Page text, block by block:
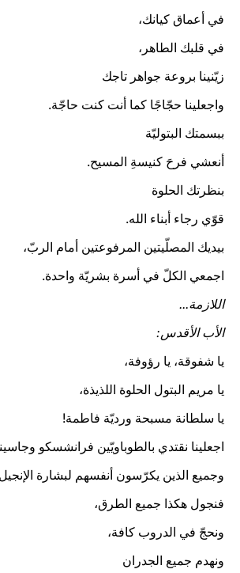
في أعماق كيانك،
في قلبك الطاهر،
زيّنينا بروعة جواهر تاجك
واجعلينا حجّاجًا كما أنت كنت حاجّة.
ببسمتك البتوليّة
أنعشي فرحَ كنيسةِ المسيح.
بنظرتك الحلوة
قوّي رجاء أبناء الله.
بيديك المصلّيتين المرفوعتين أمام الربّ،
اجمعي الكلّ في أسرة بشريّة واحدة.
اللازمة...
الأب الأقدس:
يا شفوقة، يا رؤوفة،
يا مريم البتول الحلوة اللذيذة،
يا سلطانة مسبحة ورديّة فاطمة!
اجعلينا نقتدي بالطوباويّين فرانشسكو
وجميع الذين يكرّسون أنفسهم لبشارة
فنجول هكذا جميع الطرق،
ونحجّ في الدروب كافة،
ونهدم جميع الجدران